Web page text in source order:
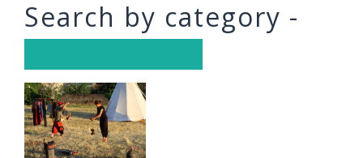
Search by category -